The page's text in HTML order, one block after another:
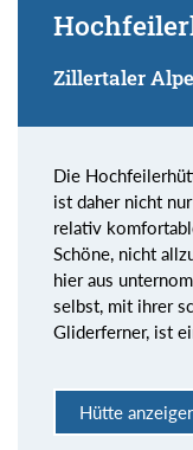
Zillertaler
Die
ist daher nicht
relativ
Schöne, nicht
hier aus
selbst, mit ihrer
Gliderferner, ist
Hütte